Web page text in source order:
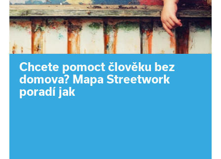
Chcete pomoct člověku bez
domova? Mapa Streetwork
poradí jak